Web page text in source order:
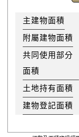
主建物面積
附屬建物面積
共同使用部分
面積
土地持有面積
建物登記面積